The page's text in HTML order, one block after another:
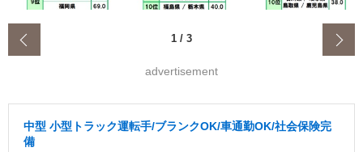
1 / 3
advertisement
中型 小型トラック運転手/ブランクOK/車通勤OK/社会保険完
備